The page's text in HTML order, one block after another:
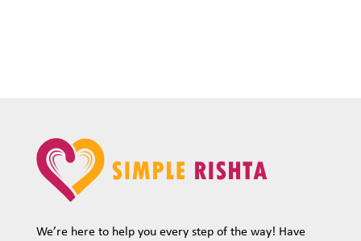
We’re here to help you every step of the way! Have